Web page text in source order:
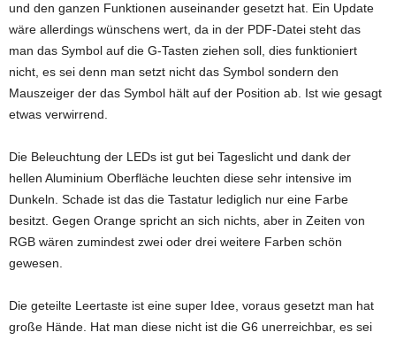
und den ganzen Funktionen auseinander gesetzt hat. Ein Update
wäre allerdings wünschens wert, da in der PDF-Datei steht das
man das Symbol auf die G-Tasten ziehen soll, dies funktioniert
nicht, es sei denn man setzt nicht das Symbol sondern den
Mauszeiger der das Symbol hält auf der Position ab. Ist wie gesagt
etwas verwirrend.
Die Beleuchtung der LEDs ist gut bei Tageslicht und dank der
hellen Aluminium Oberfläche leuchten diese sehr intensive im
Dunkeln. Schade ist das die Tastatur lediglich nur eine Farbe
besitzt. Gegen Orange spricht an sich nichts, aber in Zeiten von
RGB wären zumindest zwei oder drei weitere Farben schön
gewesen.
Die geteilte Leertaste ist eine super Idee, voraus gesetzt man hat
große Hände. Hat man diese nicht ist die G6 unerreichbar, es sei